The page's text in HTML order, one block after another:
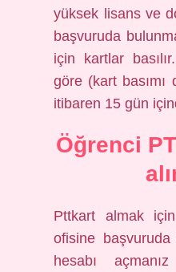
yüksek lisans ve
başvuruda
için kartlar
göre (kart basımı
itibaren 15 gün
Öğrenci
Pttkart almak
ofisine
hesabı